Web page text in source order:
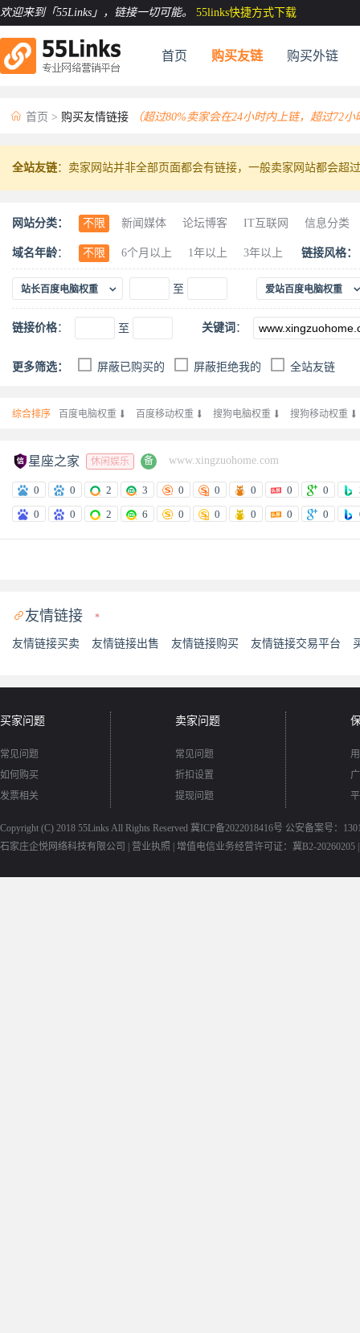
欢迎来到「55Links」 ，链接一切可能。 55links快捷方式下载
首页 购买友链 购买外链
 首页 > 购买友情链接 （超过80%卖家会在24小时内上链，超过72
全站友链：卖家网站并非全部页面都会有链接，一般卖家网站都会超
网站分类： 不限 新闻媒体 论坛博客 IT互联网
信息分类
动物宠物
休闲娱乐 食品美食 古玩珍藏
珠宝
工艺礼品
机械五金 科技汽车 建筑材料 工业
域名年龄： 不限 6个月以上 1年以上 3年以上 链接风格：
站长百度电脑权重  至 爱站百度电脑权重
链接价格： 至 关键词 ：
更多筛选： 屏蔽已购买的 屏蔽拒绝我的 全站友链
综合排序 百度电脑权重  百度移动权重  搜狗电脑权重  搜狗移动权重 
星座之家 休闲娱乐 备 www.xingzuohome.com
0 0 2 3 0 0 0 0 0
0
0 2 6 0 0 0 0 0
友情链接 *
友情链接买卖 友情链接出售 友情链接购买 友情链接交易平台
买家问题
常见问题
如何购买
发票相关
卖家问题
常见问题
折扣设置
提现问题
Copyright (C) 2018 55Links All Rights Reserved 冀ICP备2022018416号 公安备案号：
石家庄企悦网络科技有限公司 | 营业执照 增值电信业务经营许可证：冀B2-20260205